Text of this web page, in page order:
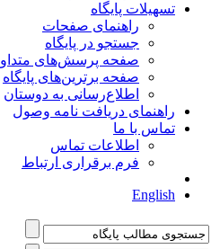
تسهیلات پایگاه
راهنمای صفحات
جستجو در پایگاه
صفحه پرسش‌های متداول
صفحه برترین‌های پایگاه
اطلاع‌رسانی به دوستان
راهنمای دریافت نامه وصول
تماس با ما
اطلاعات تماس
فرم برقراری ارتباط
English